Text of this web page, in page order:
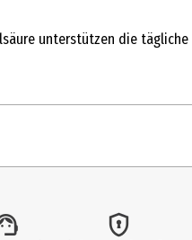
unterstützen die